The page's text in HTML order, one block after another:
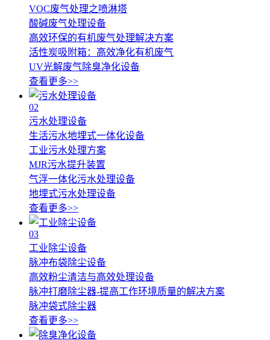
VOC废气处理之喷淋塔
酸碱废气处理设备
高效环保的有机废气处理解决方案
活性炭吸附箱：高效净化有机废气
UV光解废气除臭净化设备
查看更多>>
02
污水处理设备
生活污水地埋式一体化设备
工业污水处理方案
MJR污水提升装置
气浮一体化污水处理设备
地埋式污水处理设备
查看更多>>
03
工业除尘设备
脉冲布袋除尘设备
高效粉尘清洁与高效处理设备
脉冲打磨除尘器-提高工作环境质量的解决方案
脉冲袋式除尘器
查看更多>>